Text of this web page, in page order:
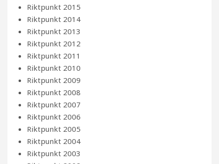
Riktpunkt 2015
Riktpunkt 2014
Riktpunkt 2013
Riktpunkt 2012
Riktpunkt 2011
Riktpunkt 2010
Riktpunkt 2009
Riktpunkt 2008
Riktpunkt 2007
Riktpunkt 2006
Riktpunkt 2005
Riktpunkt 2004
Riktpunkt 2003